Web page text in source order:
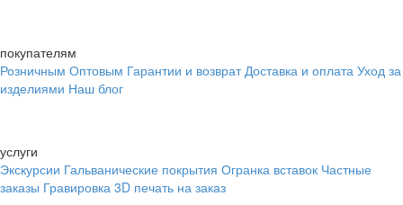
покупателям
Розничным Оптовым Гарантии и возврат Доставка и оплата Уход за
изделиями Наш блог
услуги
Экскурсии Гальванические покрытия Огранка вставок Частные
заказы Гравировка 3D печать на заказ